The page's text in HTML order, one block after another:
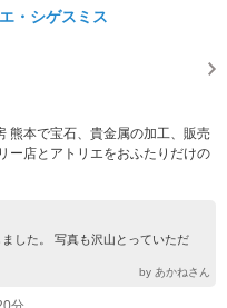
・シゲスミス
熊本で宝石、貴金属の加工、販売
ー店とアトリエをおふたりだけの
した。 写真も沢山とっていただ
by あかねさん